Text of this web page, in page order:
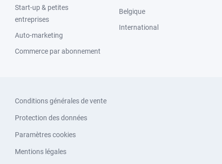
Start-up & petites
entreprises
Auto-marketing
Commerce par abonnement
Belgique
International
Conditions générales de vente
Protection des données
Paramètres cookies
Mentions légales